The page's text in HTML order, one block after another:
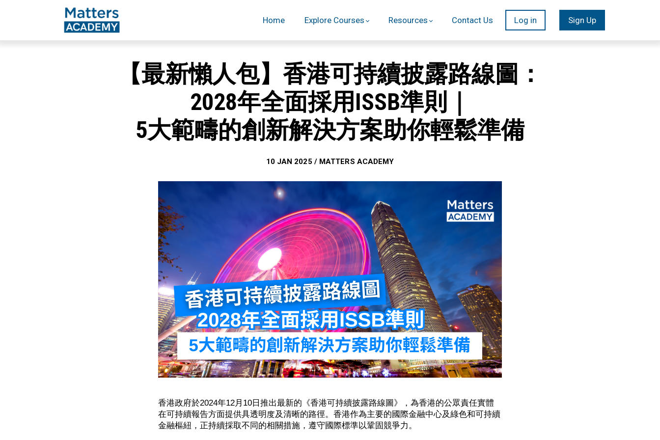
Home Explore Courses Resources Contact Us Log in Sign Up
【最新懶人包】香港可持續披露路線圖：
2028年全面採用ISSB準則｜
5大範疇的創新解決方案助你輕鬆準備
10 JAN 2025 / MATTERS ACADEMY
香港政府於2024年12月10日推出最新的《香港可持續披露路線圖》，為香港的公眾責任實體
在可持續報告方面提供具透明度及清晰的路徑。香港作為主要的國際金融中心及綠色和可持續
金融樞紐，正持續採取不同的相關措施，遵守國際標準以鞏固競爭力。